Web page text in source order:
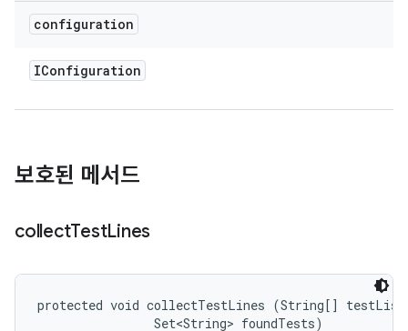
configuration
IConfiguration
보호된 메서드
collectTestLines
protected void collectTestLines (String[]
                Set<String> foundTests)